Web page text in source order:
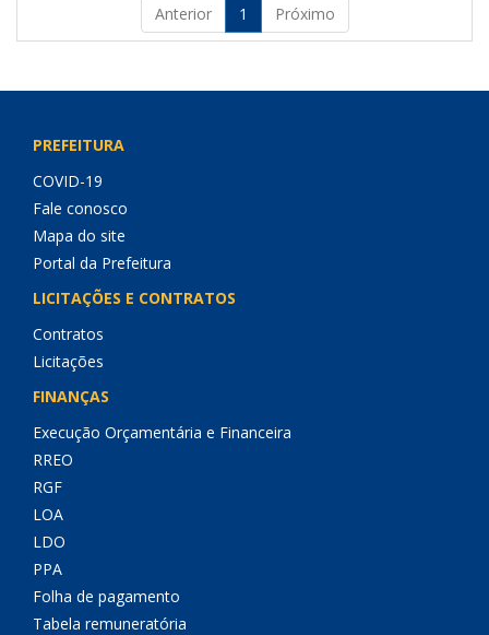
Anterior
1 Próximo
PREFEITURA
COVID-19
Fale conosco
Mapa do site
Portal da Prefeitura
LICITAÇÕES E CONTRATOS
Contratos
Licitações
FINANÇAS
Execução Orçamentária e Financeira
RREO
RGF
LOA
LDO
PPA
Folha de pagamento
Tabela remuneratória